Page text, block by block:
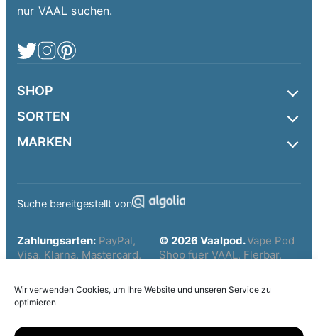
Wir verwenden Cookies, um Ihre Website und unseren Service zu
optimieren
nur VAAL suchen.
SHOP
SORTEN
MARKEN
Suche bereitgestellt von
Zahlungsarten: PayPal,
Visa, Klarna, Mastercard,
Optionen.
© 2026 Vaalpod.Vape Pod
Shop fuer VAAL, Flerbar,
Alle verwendeten